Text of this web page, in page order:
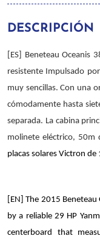
DESCRIPCIÓN
[ES] Beneteau
resistente Impulsado
muy sencillas.Con una
cómodamente hasta
separada. La cabina
molinete eléctrico, 50m
placas solares Victron
[EN] The 2015
by a reliable 29 HP
centerboard that